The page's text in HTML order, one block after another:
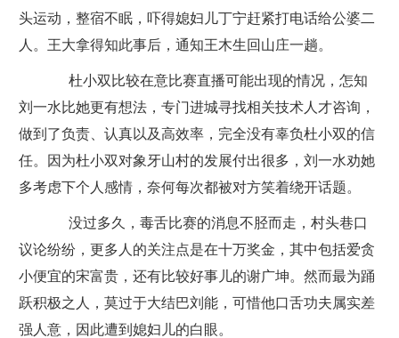
头运动，整宿不眠，吓得媳妇儿丁宁赶紧打电话给公婆二
人。王大拿得知此事后，通知王木生回山庄一趟。
杜小双比较在意比赛直播可能出现的情况，怎知
刘一水比她更有想法，专门进城寻找相关技术人才咨询，
做到了负责、认真以及高效率，完全没有辜负杜小双的信
任。因为杜小双对象牙山村的发展付出很多，刘一水劝她
多考虑下个人感情，奈何每次都被对方笑着绕开话题。
没过多久，毒舌比赛的消息不胫而走，村头巷口
议论纷纷，更多人的关注点是在十万奖金，其中包括爱贪
小便宜的宋富贵，还有比较好事儿的谢广坤。然而最为踊
跃积极之人，莫过于大结巴刘能，可惜他口舌功夫属实差
强人意，因此遭到媳妇儿的白眼。